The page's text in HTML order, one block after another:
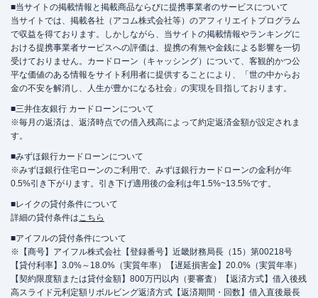
■当サイトの掲載情報と掲載商品ならびに提携事業者のサービスについて
当サイトでは、掲載各社（アコム株式会社等）のアフィリエイトプログラム
で収益を得ております。しかしながら、当サイトの掲載情報やランキングに
おける提携事業者サービスへの評価は、提携の有無や金銭による影響を一切
受けておりません。カードローン（キャッシング）について、客観的かつ公
平な価値のある情報をサイト利用者に提供することにより、「世の中からお
金の不安を解消し、人生が豊かになる社会」の実現を目指しております。
■三井住友銀行 カードローンについて
※毎月の返済は、返済時点での借入残高によって約定返済金額が設定されま
す。
■みずほ銀行カードローンについて
※みずほ銀行住宅ローンのご利用で、みずほ銀行カードローンの金利が年
0.5%引き下がります。引き下げ適用後の金利は年1.5%~13.5%です。
■レイクの貸付条件について
詳細の貸付条件はこちら
■アイフルの貸付条件について
※【商号】アイフル株式会社【登録番号】近畿財務局長（15）第00218号
【貸付利率】3.0%～18.0%（実質年率）【遅延損害金】20.0%（実質年率）
【契約限度額または貸付金額】800万円以内（要審査）【返済方式】借入後残
高スライド元利定額リボルビング返済方式【返済期間・回数】借入直後最長